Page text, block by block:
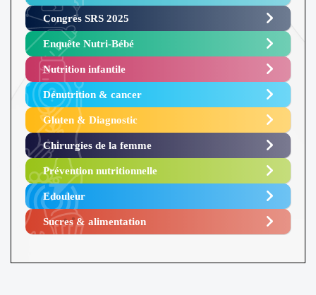
Congrès SRS 2025 ​
Enquête Nutri-Bébé ​
Nutrition infantile
Dénutrition & cancer
Gluten & Diagnostic
Chirurgies de la femme
Prévention nutritionnelle
Edouleur​
Sucres & alimentation​